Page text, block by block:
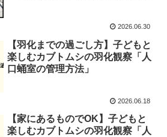
2026.06.30
【羽化までの過ごし方】子どもと
楽しむカブトムシの羽化観察「人
口蛹室の管理方法」
2026.06.18
【家にあるものでOK】子どもと
楽しむカブトムシの羽化観察「人